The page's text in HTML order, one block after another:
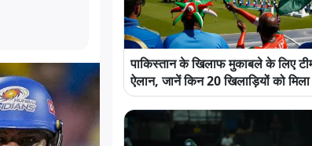
पाकिस्तान के खिलाफ मुकाबले के लिए
ऐलान, जानें किन 20 खिलाड़ियों को मिला